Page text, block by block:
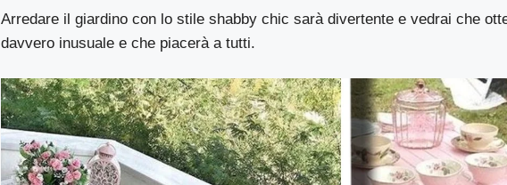
Arredare il giardino con lo stile shabby chic sarà divertente e vedrai che
davvero inusuale e che piacerà a tutti.